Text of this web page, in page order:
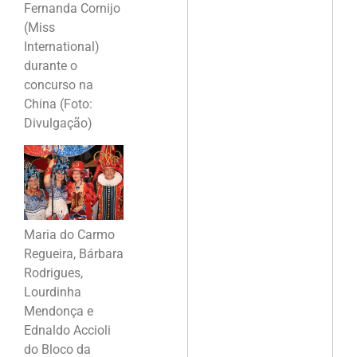
Fernanda Cornijo
(Miss
International)
durante o
concurso na
China (Foto:
Divulgação)
Maria do Carmo
Regueira, Bárbara
Rodrigues,
Lourdinha
Mendonça e
Ednaldo Accioli
do Bloco da